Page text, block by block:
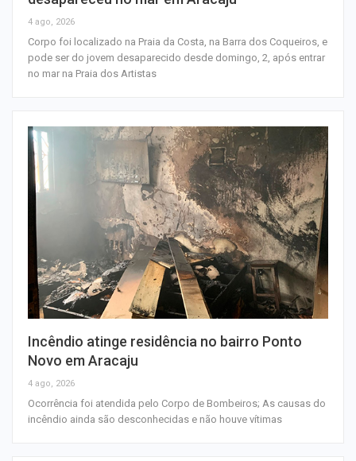
4 ago, 2026
Corpo foi localizado na Praia da Costa, na Barra dos Coqueiros, e
pode ser do jovem desaparecido desde domingo, 2, após entrar
no mar na Praia dos Artistas
Incêndio atinge residência no bairro Ponto
Novo em Aracaju
4 ago, 2026
Ocorrência foi atendida pelo Corpo de Bombeiros; As causas do
incêndio ainda são desconhecidas e não houve vítimas